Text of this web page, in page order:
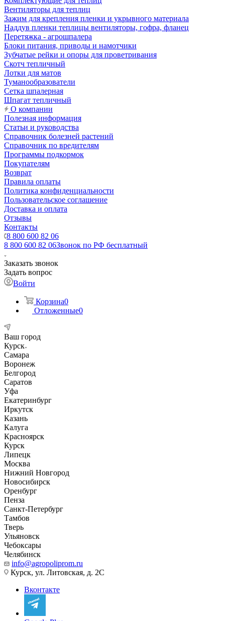
Вентиляторы для теплиц
Зажим для крепления пленки и укрывного материала
Наддув пленки теплицы вентиляторы, гофра, фланец
Перетяжка - агрошпалера
Блоки питания, приводы и намотчики
Зубчатые рейки и опоры для проветривания
Скотч тепличный
Лотки для матов
Туманообразователи
Сетка шпалерная
Шпагат тепличный
О компании
Полезная информация
Статьи и руководства
Справочник болезней растений
Справочник по вредителям
Программы подкормок
Покупателям
Возврат
Правила оплаты
Политика конфиденциальности
Пользовательское соглашение
Доставка и оплата
Отзывы
Контакты
8 800 600 82 06
8 800 600 82 06Звонок по РФ бесплатный
Заказать звонок
Задать вопрос
Войти
Корзина0
Отложенные0
Ваш город
Курск
Самара
Воронеж
Белгород
Саратов
Уфа
Екатеринбург
Иркутск
Казань
Калуга
Красноярск
Курск
Липецк
Москва
Нижний Новгород
Новосибирск
Оренбург
Пенза
Санкт-Петербург
Тамбов
Тверь
Ульяновск
Чебоксары
Челябинск
info@agropoliprom.ru
Курск, ул. Литовская, д. 2С
Вконтакте